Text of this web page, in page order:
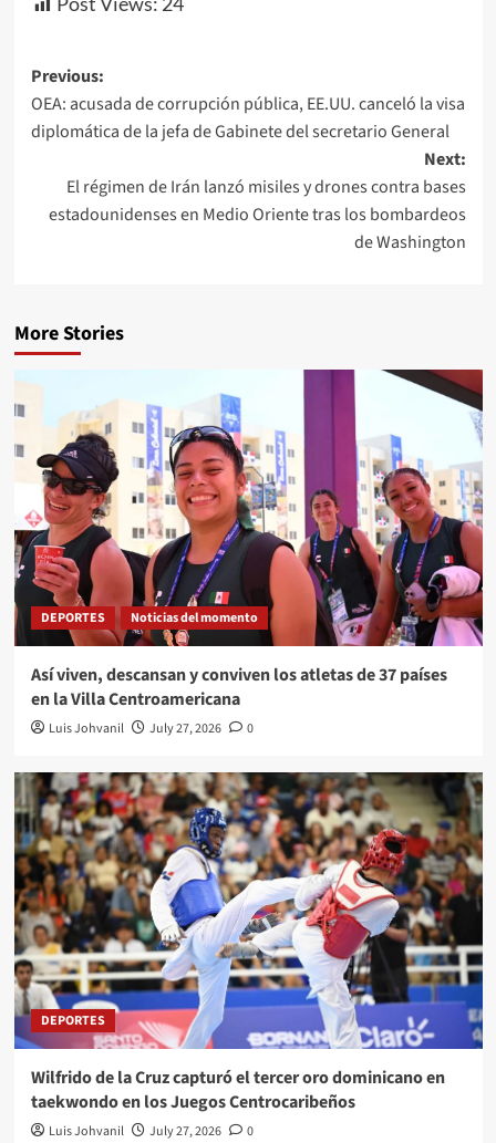
Previous:
OEA: acusada de corrupción pública, EE.UU. canceló la visa
diplomática de la jefa de Gabinete del secretario General
Next:
El régimen de Irán lanzó misiles y drones contra bases
estadounidenses en Medio Oriente tras los bombardeos
de Washington
More Stories
DEPORTES Noticias del momento
Así viven, descansan y conviven los atletas de 37 países
en la Villa Centroamericana
Luis Johvanil July 27, 2026 0
DEPORTES
Wilfrido de la Cruz capturó el tercer oro dominicano en
taekwondo en los Juegos Centrocaribeños
Luis Johvanil July 27, 2026 0